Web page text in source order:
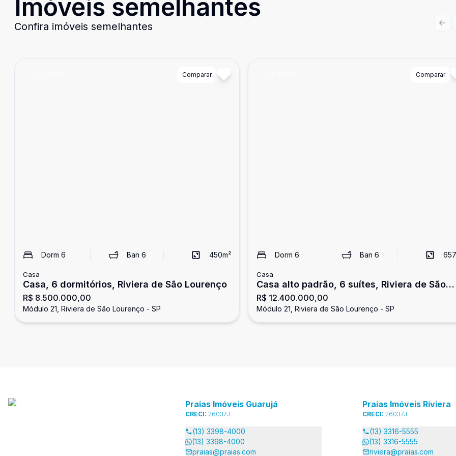
Imóveis semelhantes
Confira imóveis semelhantes
Comparar
Dorm 6 Ban 6 450m²
Casa
Casa, 6 dormitórios, Riviera de São Lourenço
R$ 8.500.000,00
Módulo 21, Riviera de São Lourenço - SP
Comparar
Dorm 6 Ban6 657
Casa
Casa alto padrão, 6 suítes, Riviera de São
Lourenço
R$ 12.400.000,00
Módulo 21, Riviera de São Lourenço - SP
Praias Imóveis Guarujá
CRECI: 26037J
(13) 3398-4000
(13) 3398-4000
praias@praias.com
Praias Imóveis Riviera
CRECI: 26037J
(13) 3316-5555
(13) 3316-5555
riviera@praias.com